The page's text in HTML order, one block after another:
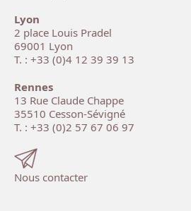
Lyon
2 place Louis Pradel
69001 Lyon
T. : +33 (0)4 12 39 39 13
Rennes
13 Rue Claude Chappe
35510 Cesson-Sévigné
T. : +33 (0)2 57 67 06 97
Nous contacter